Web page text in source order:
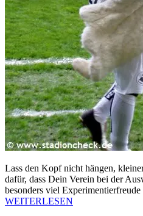
Lass den Kopf nicht hängen,
dafür, dass Dein Verein bei der
besonders viel
WEITERLESEN